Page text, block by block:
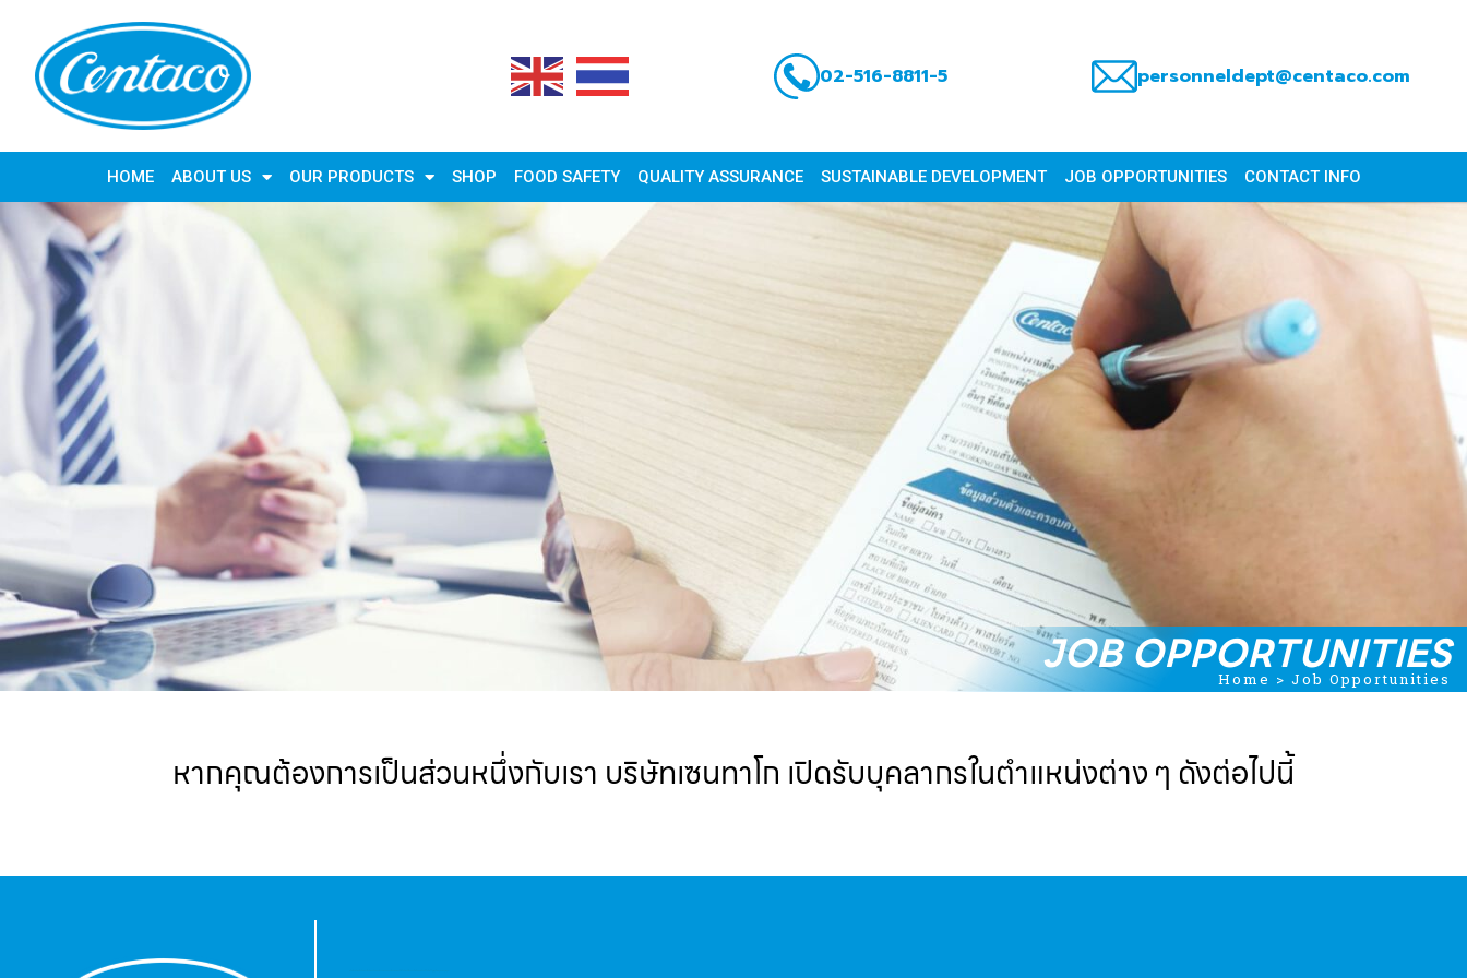
02-516-8811-5 personneldept@centaco.com
HOME ABOUT US OUR PRODUCTS SHOP FOOD SAFETY QUALITY ASSURANCE SUSTAINABLE DEVELOPMENT JOB OPPORTUNITIES CONTACT INFO
JOB OPPORTUNITIES
Home > Job Opportunities
หากคุณต้องการเป็นส่วนหนึ่งกับเรา บริษัทเซนทาโก เปิดรับบุคลากรในตำแหน่งต่าง ๆ ดังต่อไปนี้